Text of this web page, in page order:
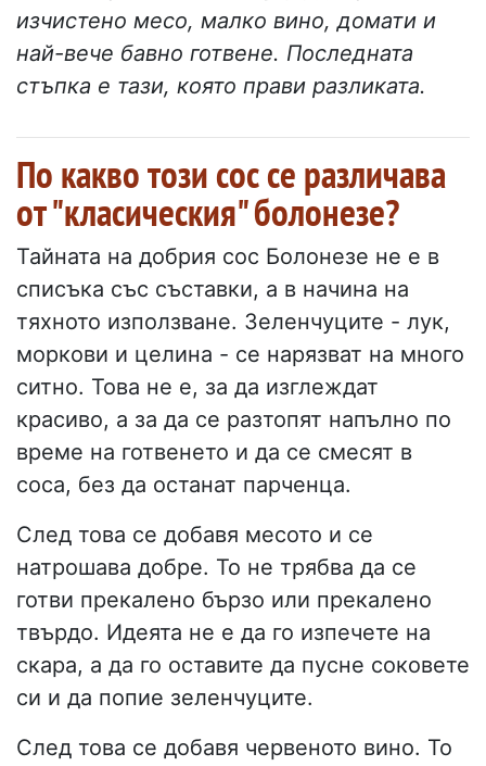
изчистено месо, малко вино, домати и
най-вече бавно готвене. Последната
стъпка е тази, която прави разликата.
По какво този сос се различава
от "класическия" болонезе?
Тайната на добрия сос Болонезе не е в
списъка със съставки, а в начина на
тяхното използване. Зеленчуците - лук,
моркови и целина - се нарязват на много
ситно. Това не е, за да изглеждат
красиво, а за да се разтопят напълно по
време на готвенето и да се смесят в
соса, без да останат парченца.
След това се добавя месото и се
натрошава добре. То не трябва да се
готви прекалено бързо или прекалено
твърдо. Идеята не е да го изпечете на
скара, а да го оставите да пусне соковете
си и да попие зеленчуците.
След това се добавя червеното вино. То